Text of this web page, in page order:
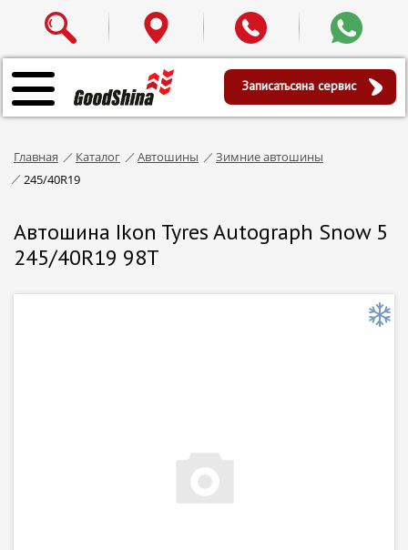
Записатьсяна сервис
Главная Каталог Автошины
Зимние автошины
245/40R19
Автошина Ikon Tyres Autograph Snow 5
245/40R19 98T